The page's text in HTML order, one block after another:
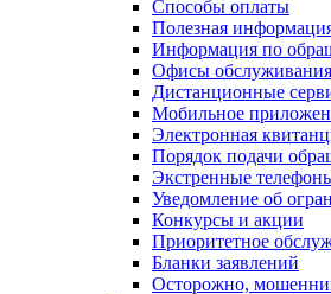
Способы оплаты
Полезная
Информация по
Офисы обслуживания
Дистанционные
Мобильное
Электронная
Порядок подачи
Экстренные
Уведомление об
Конкурсы и акции
Приоритетное
Бланки заявлений
Осторожно,